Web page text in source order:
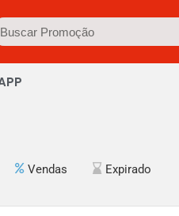
Vendas Expirado